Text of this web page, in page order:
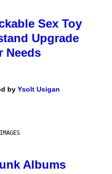
Sex Toy
Upgrade
Needs
by Ysolt Usigan
Albums